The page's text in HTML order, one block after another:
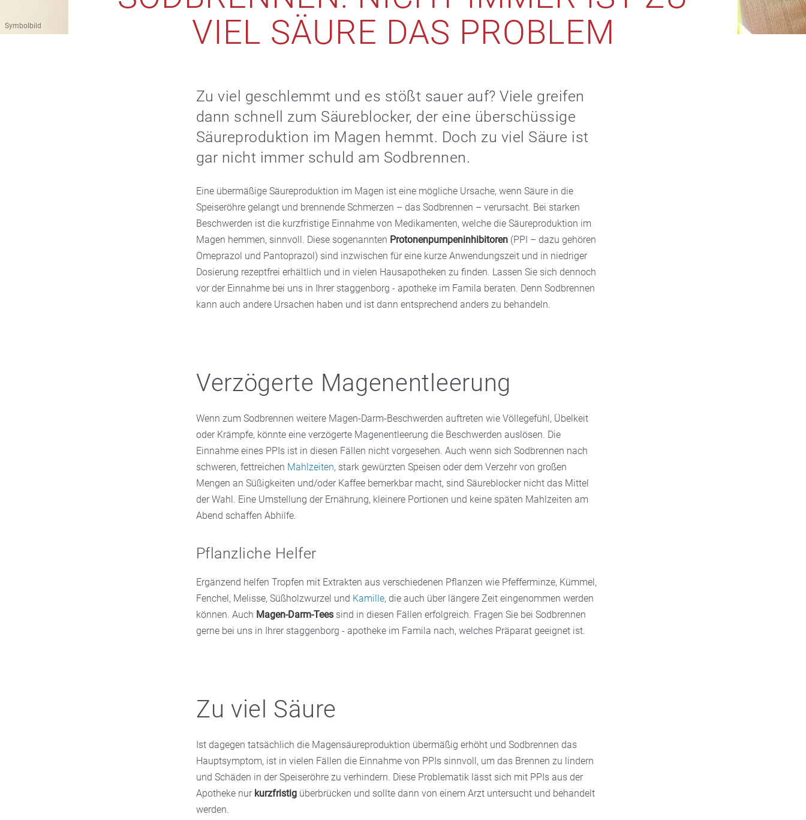
Symbolbild
VIEL SÄURE DAS PROBLEM
Zu viel geschlemmt und es stößt sauer auf? Viele greifen
dann schnell zum Säureblocker, der eine überschüssige
Säureproduktion im Magen hemmt. Doch zu viel Säure ist
gar nicht immer schuld am Sodbrennen.
Eine übermäßige Säureproduktion im Magen ist eine mögliche Ursache, wenn Säure in die
Speiseröhre gelangt und brennende Schmerzen – das Sodbrennen – verursacht. Bei starken
Beschwerden ist die kurzfristige Einnahme von Medikamenten, welche die Säureproduktion im
Magen hemmen, sinnvoll. Diese sogenannten Protonenpumpeninhibitoren(PPI – dazu gehören
Omeprazol und Pantoprazol) sind inzwischen für eine kurze Anwendungszeit und in niedriger
Dosierung rezeptfrei erhältlich und in vielen Hausapotheken zu finden. Lassen Sie sich dennoch
vor der Einnahme bei uns in Ihrer staggenborg - apotheke im Famila beraten. Denn Sodbrennen
kann auch andere Ursachen haben und ist dann entsprechend anders zu behandeln.
Verzögerte Magenentleerung
Wenn zum Sodbrennen weitere Magen-Darm-Beschwerden auftreten wie Völlegefühl, Übelkeit
oder Krämpfe, könnte eine verzögerte Magenentleerung die Beschwerden auslösen. Die
Einnahme eines PPIs ist in diesen Fällen nicht vorgesehen. Auch wenn sich Sodbrennen nach
schweren, fettreichen Mahlzeiten, stark gewürzten Speisen oder dem Verzehr von großen
Mengen an Süßigkeiten und/oder Kaffee bemerkbar macht, sind Säureblocker nicht das Mittel
der Wahl. Eine Umstellung der Ernährung, kleinere Portionen und keine späten Mahlzeiten am
Abend schaffen Abhilfe.
Pflanzliche Helfer
Ergänzend helfen Tropfen mit Extrakten aus verschiedenen Pflanzen wie Pfefferminze, Kümmel,
Fenchel, Melisse, Süßholzwurzel und Kamille, die auch über längere Zeit eingenommen werden
können. Auch Magen-Darm-Teessind in diesen Fällen erfolgreich. Fragen Sie bei Sodbrennen
gerne bei uns in Ihrer staggenborg - apotheke im Famila nach, welches Präparat geeignet ist.
Zu viel Säure
Ist dagegen tatsächlich die Magensäureproduktion übermäßig erhöht und Sodbrennen das
Hauptsymptom, ist in vielen Fällen die Einnahme von PPIs sinnvoll, um das Brennen zu lindern
und Schäden in der Speiseröhre zu verhindern. Diese Problematik lässt sich mit PPIs aus der
Apotheke nur kurzfristigüberbrücken und sollte dann von einem Arzt untersucht und behandelt
werden.